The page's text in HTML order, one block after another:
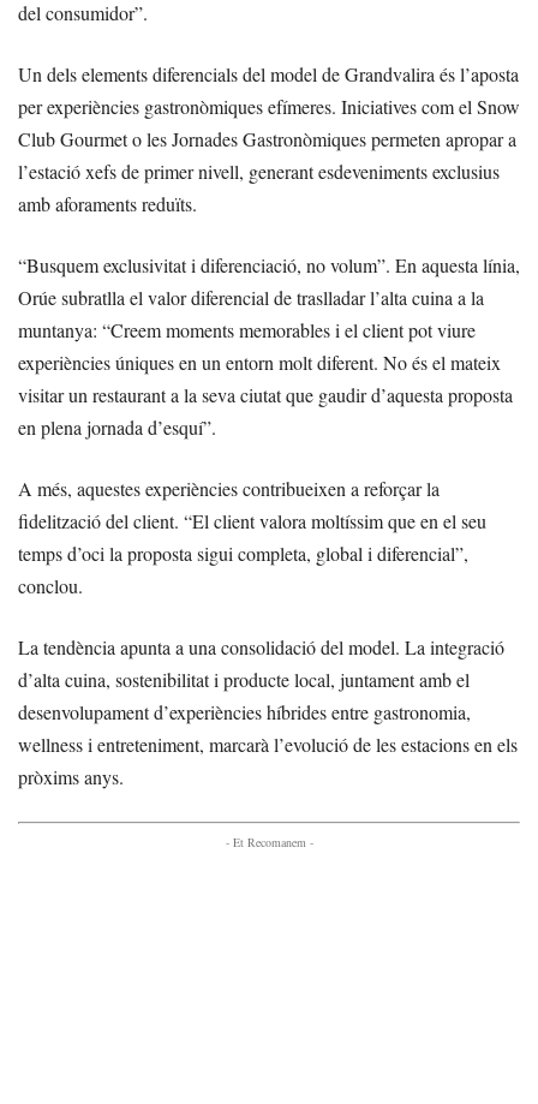
del consumidor”.
Un dels elements diferencials del model de Grandvalira és l’aposta
per experiències gastronòmiques efímeres. Iniciatives com el Snow
Club Gourmet o les Jornades Gastronòmiques permeten apropar a
l’estació xefs de primer nivell, generant esdeveniments exclusius
amb aforaments reduïts.
“Busquem exclusivitat i diferenciació, no volum”. En aquesta línia,
Orúe subratlla el valor diferencial de traslladar l’alta cuina a la
muntanya: “Creem moments memorables i el client pot viure
experiències úniques en un entorn molt diferent. No és el mateix
visitar un restaurant a la seva ciutat que gaudir d’aquesta proposta
en plena jornada d’esquí”.
A més, aquestes experiències contribueixen a reforçar la
fidelització del client. “El client valora moltíssim que en el seu
temps d’oci la proposta sigui completa, global i diferencial”,
conclou.
La tendència apunta a una consolidació del model. La integració
d’alta cuina, sostenibilitat i producte local, juntament amb el
desenvolupament d’experiències híbrides entre gastronomia,
wellness i entreteniment, marcarà l’evolució de les estacions en els
pròxims anys.
- Et Recomanem -